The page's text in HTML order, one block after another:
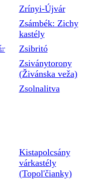
Zrínyi-Újvár
Zsámbék: Zichy
kastély
Zsibritó
Zsiványtorony
(Živánska veža)
Zsolnalitva
Kistapolcsány
várkastély
(Topol'čianky)